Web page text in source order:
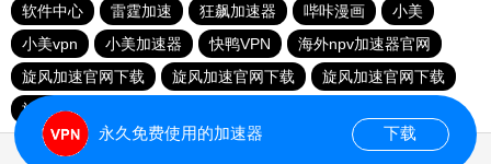
软件中心
雷霆加速 狂飙加速器 哔咔漫画
小美
小美vpn
小美加速器 快鸭VPN
海外npv加速器官网
旋风加速官网下载
旋风加速官网下载
旋风加速官网下载
旋风加速官网下载
永久免费使用的加速器 下载